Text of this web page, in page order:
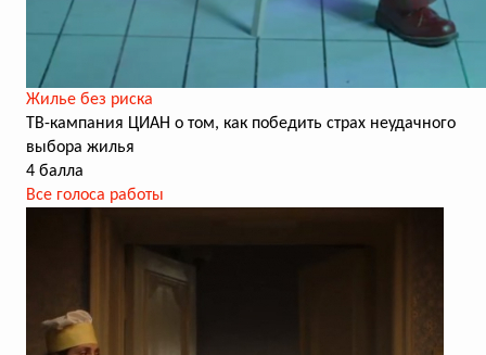
Жилье без риска
ТВ-кампания ЦИАН о том, как победить страх неудачного
выбора жилья
4 балла
Все голоса работы